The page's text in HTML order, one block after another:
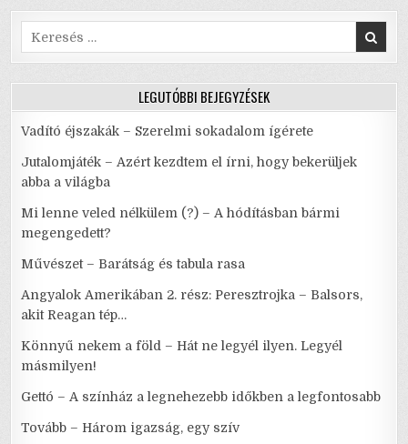
Search
for:
LEGUTÓBBI BEJEGYZÉSEK
Vadító éjszakák – Szerelmi sokadalom ígérete
Jutalomjáték – Azért kezdtem el írni, hogy bekerüljek
abba a világba
Mi lenne veled nélkülem (?) – A hódításban bármi
megengedett?
Művészet – Barátság és tabula rasa
Angyalok Amerikában 2. rész: Peresztrojka – Balsors,
akit Reagan tép…
Könnyű nekem a föld – Hát ne legyél ilyen. Legyél
másmilyen!
Gettó – A színház a legnehezebb időkben a legfontosabb
Tovább – Három igazság, egy szív